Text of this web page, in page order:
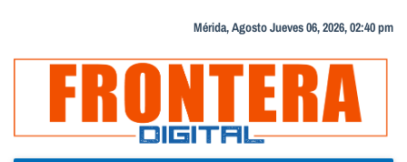
Mérida, Agosto Jueves 06, 2026, 02:40 pm